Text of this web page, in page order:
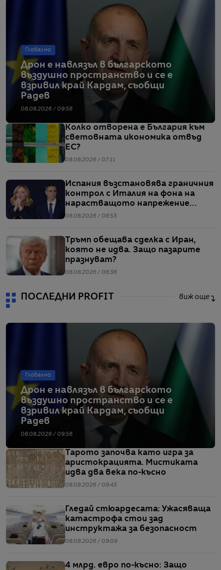
Глобално
Дрон е навлязъл в българското
въздушно пространство и се е
взривил край Кардам, съобщи
Радев
08.08.2026 / 09:56
Колко отворена е България към
световната икономика отвъд
ЕС?
08.08.2026 / 07:11
Испания възстановява граничния
контрол с Италия на фона на
нарастващото напрежение
заради мигрантите
08.08.2026 / 06:53
Тръмп обещава сделка с Иран,
която не идва. Защо пазарите
празнуват?
08.08.2026 / 06:36
ПОСЛЕДНИ PROFIT виж още
Глобално
Дрон е навлязъл в българското
въздушно пространство и се е
взривил край Кардам, съобщи
Радев
08.08.2026 / 09:56
Тарото започва като игра за
аристокрацията. Мистиката
идва два века по-късно
08.08.2026 / 09:43
Гледай стюардесата: Ужасяваща
катастрофа стои зад
инструктажа за безопасност
08.08.2026 / 09:09
4 млрд. евро по-късно: Защо